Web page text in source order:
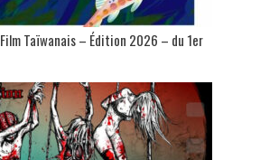
Taïwanais – Édition 2026 – du 1er